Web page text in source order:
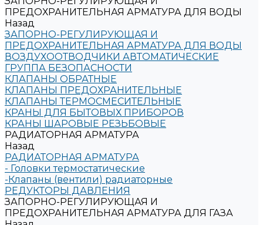
ПРЕДОХРАНИТЕЛЬНАЯ АРМАТУРА ДЛЯ ВОДЫ
Назад
ЗАПОРНО-РЕГУЛИРУЮЩАЯ И
ПРЕДОХРАНИТЕЛЬНАЯ АРМАТУРА ДЛЯ ВОДЫ
ВОЗДУХООТВОДЧИКИ АВТОМАТИЧЕСКИЕ
ГРУППА БЕЗОПАСНОСТИ
КЛАПАНЫ ОБРАТНЫЕ
КЛАПАНЫ ПРЕДОХРАНИТЕЛЬНЫЕ
КЛАПАНЫ ТЕРМОСМЕСИТЕЛЬНЫЕ
КРАНЫ ДЛЯ БЫТОВЫХ ПРИБОРОВ
КРАНЫ ШАРОВЫЕ РЕЗЬБОВЫЕ
РАДИАТОРНАЯ АРМАТУРА
Назад
РАДИАТОРНАЯ АРМАТУРА
- Головки термостатические
-Клапаны (вентили) радиаторные
РЕДУКТОРЫ ДАВЛЕНИЯ
ЗАПОРНО-РЕГУЛИРУЮЩАЯ И
ПРЕДОХРАНИТЕЛЬНАЯ АРМАТУРА ДЛЯ ГАЗА